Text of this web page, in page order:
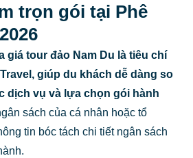
trọn gói tại Phê
giá tour đảo Nam Du là tiêu chí
giúp du khách dễ dàng so
dịch vụ và lựa chọn gói hành
sách của cá nhân hoặc tổ
tin bóc tách chi tiết ngân sách